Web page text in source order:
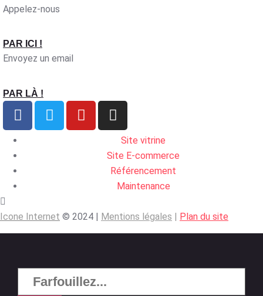
Appelez-nous
PAR ICI !
Envoyez un email
PAR LÀ !
Site vitrine
Site E-commerce
Référencement
Maintenance
Icone Internet © 2024 | Mentions légales | Plan du site